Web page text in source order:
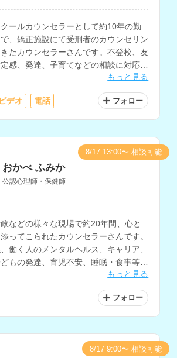
ールカウンセラーとして約10年の勤
、矯正施設にて受刑者のカウンセリン
たカウンセラーさんです。不登校、友
感、発達、子育てなどの相談に対応さ
もっと見る
ビデオ 電話 フォロー
おかべ ふみか
公認心理師・保健師
などの様々な現場で約20年間、心と
ってこられたカウンセラーさんです。
働く人のメンタルヘルス、キャリア、
もの発達、育児不安、睡眠・食事等の
る相談などに対応されています。もっと見る
フォロー
8/17 13:00〜 相談可能
8/17 9:00〜 相談可能